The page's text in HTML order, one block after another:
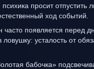
психика просит отпустить
ход событий.
часто появляется перед
ловушку: усталость от
бабочка»